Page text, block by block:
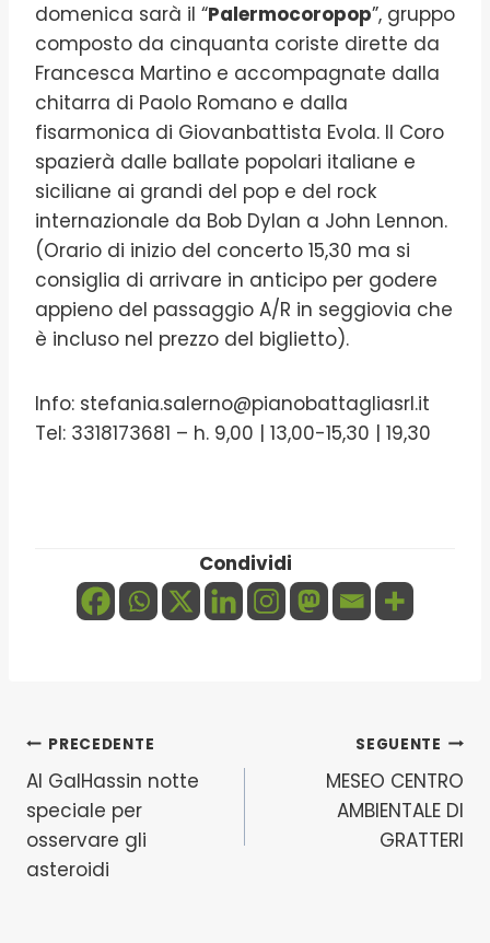
domenica sarà il “Palermocoropop”, gruppo
composto da cinquanta coriste dirette da
Francesca Martino e accompagnate dalla
chitarra di Paolo Romano e dalla
fisarmonica di Giovanbattista Evola. Il Coro
spazierà dalle ballate popolari italiane e
siciliane ai grandi del pop e del rock
internazionale da Bob Dylan a John Lennon.
(Orario di inizio del concerto 15,30 ma si
consiglia di arrivare in anticipo per godere
appieno del passaggio A/R in seggiovia che
è incluso nel prezzo del biglietto).
Info: stefania.salerno@pianobattagliasrl.it
Tel: 3318173681 – h. 9,00 | 13,00-15,30 | 19,30
Condividi
Navigazione
articoli
PRECEDENTE
Al GalHassin notte
speciale per
osservare gli
asteroidi
SEGUENTE
MESEO CENTRO
AMBIENTALE DI
GRATTERI